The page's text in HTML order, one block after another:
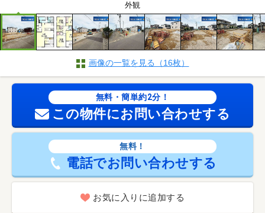
外観
画像の一覧を見る（16枚）
無料・簡単約2分！
この物件にお問い合わせする
無料！
電話でお問い合わせする
お気に入りに追加する